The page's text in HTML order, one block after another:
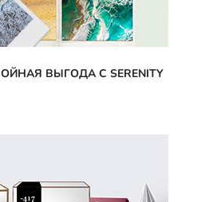
ВЫГОДА С SERENITY